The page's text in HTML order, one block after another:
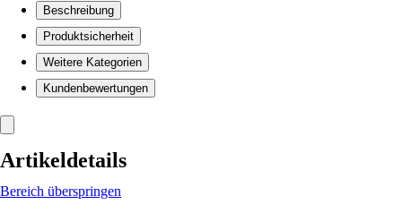
Beschreibung
Produktsicherheit
Weitere Kategorien
Kundenbewertungen
Artikeldetails
Bereich überspringen